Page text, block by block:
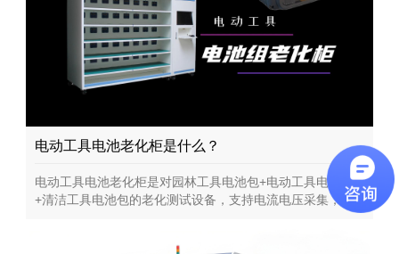
电动工具电池老化柜是什么？
电动工具电池老化柜是对园林工具电池包+电动工具电池包
+清洁工具电池包的老化测试设备，支持电流电压采集，模